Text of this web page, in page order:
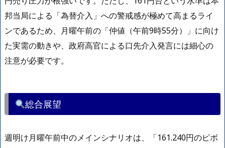
邦当局による「為替介入」への警戒感が極めて高まるライ
ンであるため、月曜午前の「仲値（午前9時55分）」に向け
た実需の動きや、政府高官による口先介入発言には細心の
注意が必要です。
総合展望
週明け月曜午前中のメインシナリオは、「161.240円のピボ